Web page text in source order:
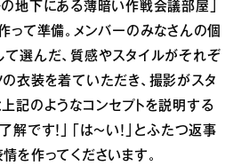
地下にある薄暗い作戦会議部屋」
って準備。メンバーのみなさんの個
て選んだ、質感やスタイルがそれぞ
衣装を着ていただき、撮影がスタ
記のようなコンセプトを説明する
解です！」「は〜い！」とふたつ返事
を作ってくださいます。